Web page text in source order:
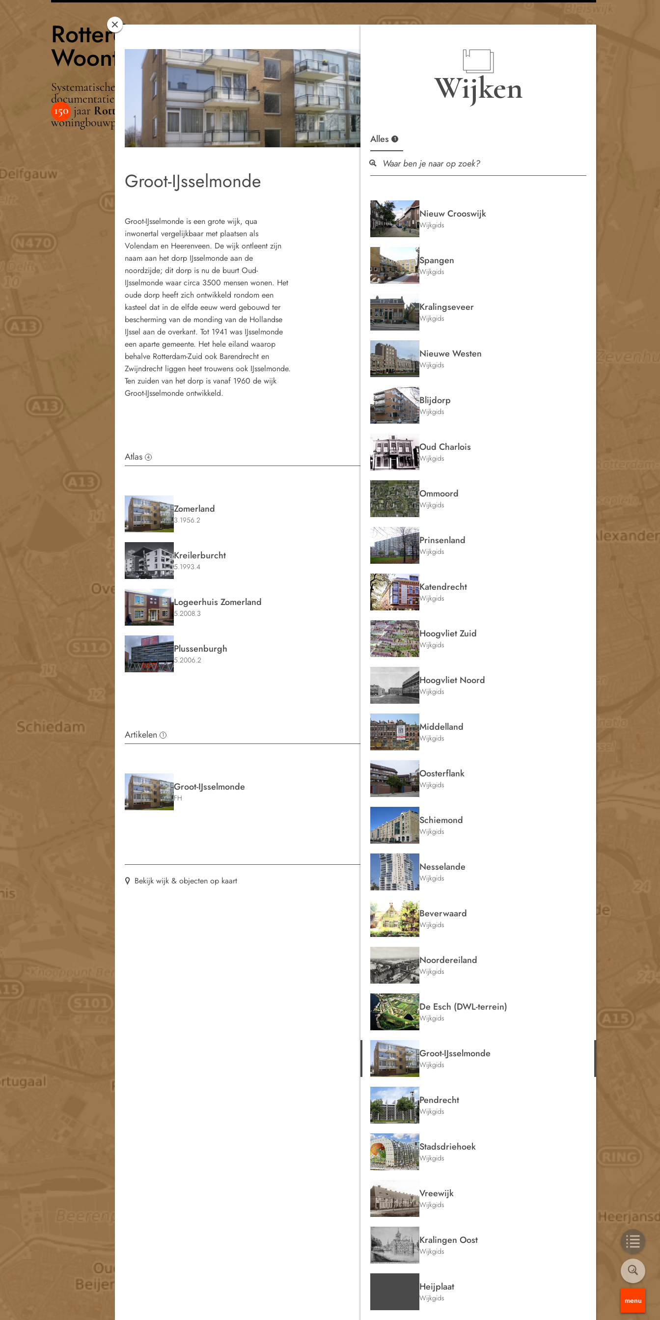
Rotterdam
Woont
Systematische
documentatie van
150 jaar Rotterdamse
woningbouwprojecten
menu
Groot-IJsselmonde
Groot-IJsselmonde is een grote wijk, qua
inwonertal vergelijkbaar met plaatsen als
Volendam en Heerenveen. De wijk ontleent zijn
naam aan het dorp IJsselmonde aan de
noordzijde; dit dorp is nu de buurt Oud-
IJsselmonde waar circa 3500 mensen wonen. Het
oude dorp heeft zich ontwikkeld rondom een
kasteel dat in de elfde eeuw werd gebouwd ter
bescherming van de monding van de Hollandse
IJssel aan de overkant. Tot 1941 was IJsselmonde
een aparte gemeente. Het hele eiland waarop
behalve Rotterdam-Zuid ook Barendrecht en
Zwijndrecht liggen heet trouwens ook IJsselmonde.
Ten zuiden van het dorp is vanaf 1960 de wijk
Groot-IJsselmonde ontwikkeld.
Atlas 4
Zomerland
3.1956.2
Kreilerburcht
5.1993.4
Logeerhuis Zomerland
5.2008.3
Plussenburgh
5.2006.2
Artikelen 1
Groot-IJsselmonde
FH
Bekijk wijk & objecten op kaart
Wijken
Alles 1
Nieuw Crooswijk
Wijkgids
Spangen
Wijkgids
Kralingseveer
Wijkgids
Nieuwe Westen
Wijkgids
Blijdorp
Wijkgids
Oud Charlois
Wijkgids
Ommoord
Wijkgids
Prinsenland
Wijkgids
Katendrecht
Wijkgids
Hoogvliet Zuid
Wijkgids
Hoogvliet Noord
Wijkgids
Middelland
Wijkgids
Oosterflank
Wijkgids
Schiemond
Wijkgids
Nesselande
Wijkgids
Beverwaard
Wijkgids
Noordereiland
Wijkgids
De Esch (DWL-terrein)
Wijkgids
Groot-IJsselmonde
Wijkgids
Pendrecht
Wijkgids
Stadsdriehoek
Wijkgids
Vreewijk
Wijkgids
Kralingen Oost
Wijkgids
Heijplaat
Wijkgids